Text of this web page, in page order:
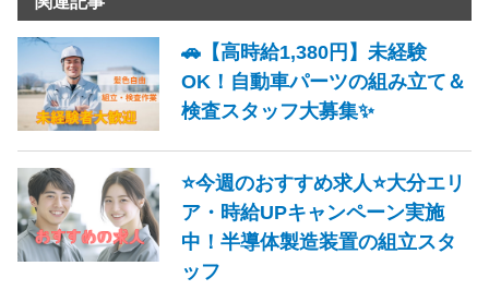
🚗【高時給1,380円】未経験
OK！自動車パーツの組み立て＆
検査スタッフ大募集✨
⭐今週のおすすめ求人⭐大分エリ
ア・時給UPキャンペーン実施
中！半導体製造装置の組立スタ
ッフ